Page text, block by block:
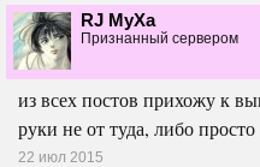
RJ MyXa
Признанный сервером
из всех постов прихожу к
руки не от туда, либо
22 июл 2015